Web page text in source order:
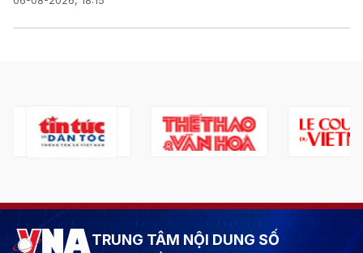
TRUNG TÂM NỘI DUNG SỐ